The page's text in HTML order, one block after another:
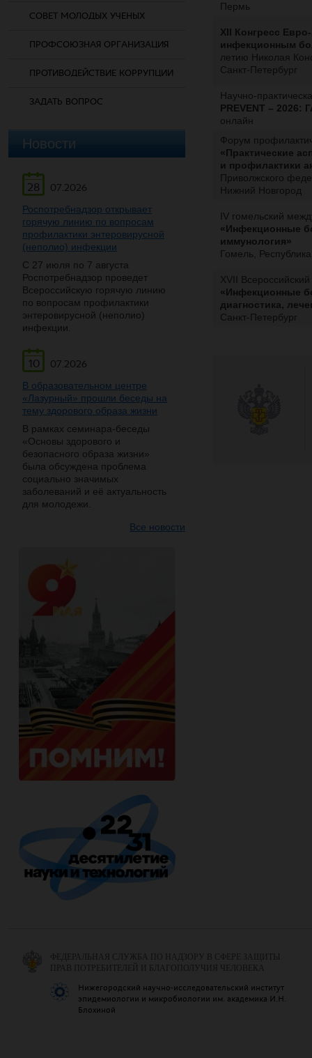
СОВЕТ МОЛОДЫХ УЧЕНЫХ
ПРОФСОЮЗНАЯ ОРГАНИЗАЦИЯ
ПРОТИВОДЕЙСТВИЕ КОРРУПЦИИ
ЗАДАТЬ ВОПРОС
Новости
28
07.2026
Роспотребнадзор открывает
горячую линию по вопросам
профилактики энтеровирусной
(неполио) инфекции
С 27 июля по 7 августа
Роспотребнадзор проведет
Всероссийскую горячую линию
по вопросам профилактики
энтеровирусной (неполио)
инфекции.
10
07.2026
В образовательном центре
«Лазурный» прошли беседы на
тему здорового образа жизни
В рамках семинара-беседы
«Основы здорового и
безопасного образа жизни»
была обсуждена проблема
социально значимых
заболеваний и её актуальность
для молодежи.
Все новости
Пермь
XII Конгресс
инфекционным
летию Николая
Санкт-Петербург
Научно-
PREVENT –
онлайн
Форум
«Практические
и профилактики
Приволжского
Нижний Новгород
IV гомельский
«Инфекционные
иммунология»
Гомель,
XVII
«Инфекционные
диагностика,
Санкт-Петербург
ФЕДЕРАЛЬНАЯ СЛУЖБА ПО НАДЗОРУ В СФЕРЕ ЗАЩИТЫ
ПРАВ ПОТРЕБИТЕЛЕЙ И БЛАГОПОЛУЧИЯ ЧЕЛОВЕКА
Нижегородский научно-исследовательский институт
эпидемиологии и микробиологии им. академика И.Н.
Блохиной